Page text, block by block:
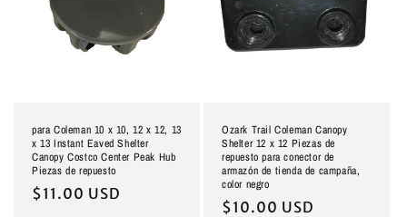
para Coleman 10 x 10, 12 x 12, 13
x 13 Instant Eaved Shelter
Canopy Costco Center Peak Hub
Piezas de repuesto
Precio
$11.00 USD
Ozark Trail Coleman Canopy
Shelter 12 x 12 Piezas de
repuesto para conector de
armazón de tienda de campaña,
color negro
Precio
$10.00 USD